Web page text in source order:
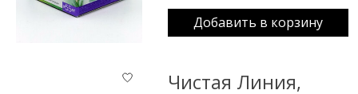
Добавить в корзину
Чистая Линия,